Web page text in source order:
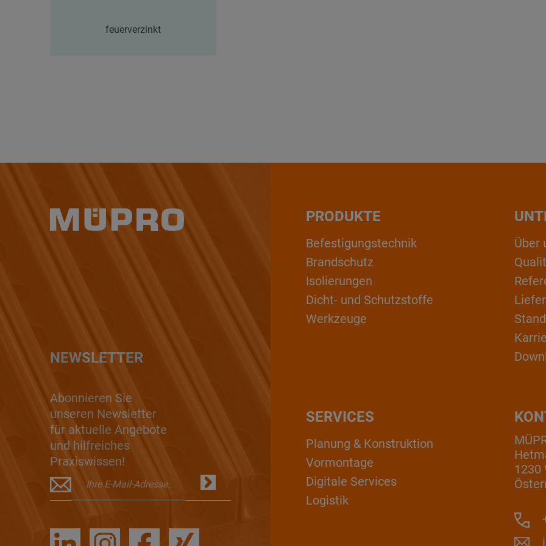
feuerverzinkt
NEWSLETTER
Abonnieren Sie
unseren Newsletter
für aktuelle Angebote
und hilfreiches
Praxiswissen!
PRODUKTE
Befestigungstechnik
Brandschutz
Isolierungen
Dicht- und Schutzstoffe
Werkzeuge
Über
1230
SERVICES
Planung & Konstruktion
Vormontage
Digitale Services
Logistik